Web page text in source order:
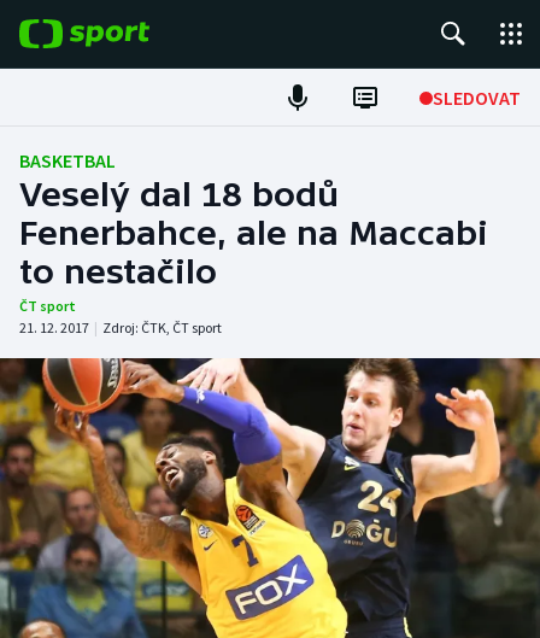
SLEDOVAT
Fotbal
Hokej
Tenis
Atletika
Cyklistika
DALŠÍ SPORTY
Americký fotbal
Baseball a softbal
Basketbal
NEPŘEHLÉDNĚTE
Soutěže
Historické návraty
BASKETBAL
Veselý dal 18 bodů
Fenerbahce, ale na Maccabi
to nestačilo
ČT sport
21. 12. 2017 | Zdroj: ČTK, ČT sport